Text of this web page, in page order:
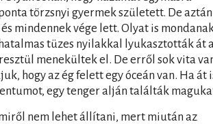
törzsnyi gyermek született. De aztán
mindennek vége lett. Olyat is
tüzes nyilakkal lyukasztották át
menekültek el. De erről sok vita
hogy az ég felett egy óceán van. Ha át
egy tenger alján találták
nem lehet állítani, mert miután az